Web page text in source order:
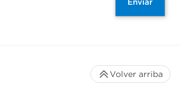
Volver arriba